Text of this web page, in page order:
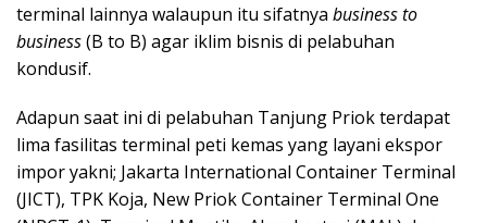
terminal lainnya walaupun itu sifatnya business to
business(B to B) agar iklim bisnis di pelabuhan
kondusif.
Adapun saat ini di pelabuhan Tanjung Priok terdapat
lima fasilitas terminal peti kemas yang layani ekspor
impor yakni; Jakarta International Container Terminal
(JICT), TPK Koja, New Priok Container Terminal One